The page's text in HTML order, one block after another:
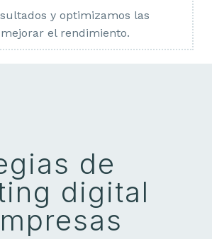
y optimizamos las
el rendimiento.
de
digital